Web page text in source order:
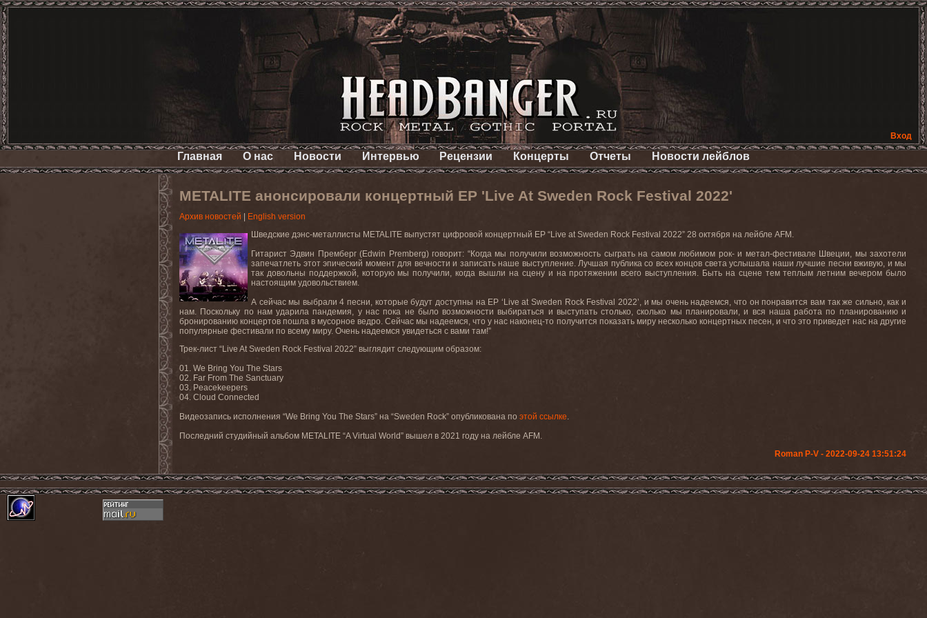
Вход
Главная О нас Новости Интервью Рецензии Концерты Отчеты Новости лейблов
METALITE анонсировали концертный EP 'Live At Sweden Rock Festival 2022'
Архив новостей
English version
Шведские дэнс-металлисты METALITE выпустят цифровой концертный EP “Live at Sweden Rock Festival 2022” 28 октября на лейбле AFM.
Гитарист Эдвин Премберг (Edwin Premberg) говорит: “Когда мы получили возможность сыграть на самом любимом рок- и метал-фестивале Швеции, мы захотели
запечатлеть этот эпический момент для вечности и записать наше выступление. Лучшая публика со всех концов света услышала наши лучшие песни вживую, и мы
так довольны поддержкой, которую мы получили, когда вышли на сцену и на протяжении всего выступления. Быть на сцене тем теплым летним вечером было
настоящим удовольствием.
А сейчас мы выбрали 4 песни, которые будут доступны на EP ‘ Live at Sweden Rock Festival 2022’, и мы очень надеемся, что он понравится вам так же сильно, как и
нам. Поскольку по нам ударила пандемия, у нас пока не было возможности выбираться и выступать столько, сколько мы планировали, и вся наша работа по планированию и
бронированию концертов пошла в мусорное ведро. Сейчас мы надеемся, что у нас наконец-то получится показать миру несколько концертных песен, и что это приведет нас на другие
популярные фестивали по всему миру. Очень надеемся увидеться с вами там!”
Трек-лист “Live At Sweden Rock Festival 2022” выглядит следующим образом:
01. We Bring You The Stars
02. Far From The Sanctuary
03. Peacekeepers
04. Cloud Connected
Видеозапись исполнения “We Bring You The Stars” на “Sweden Rock” опубликована по этой ссылке.
Последний студийный альбом METALITE “A Virtual World” вышел в 2021 году на лейбле AFM .
Roman P-V - 2022-09-24 13:51:24